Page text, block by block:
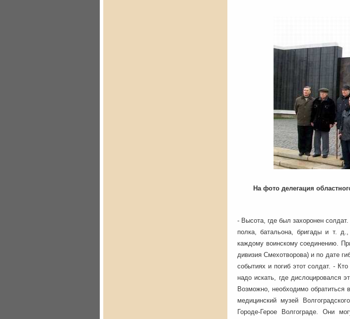
На фото делегация
- Высота, где был захоронен
полка, батальона, бригады и т.
каждому воинскому соединению.
дивизия Смехотворова) и по дате
событиях и погиб этот солдат. -
надо искать, где дислоцировался
Возможно, необходимо обратиться
медицинский музей
Городе-Герое Волгограде. Они